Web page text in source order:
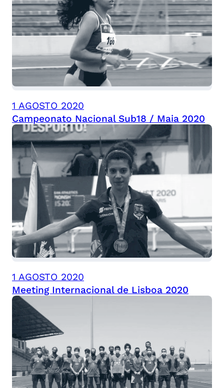
1 AGOSTO 2020
Campeonato Nacional Sub18 / Maia 2020
1 AGOSTO 2020
Meeting Internacional de Lisboa 2020